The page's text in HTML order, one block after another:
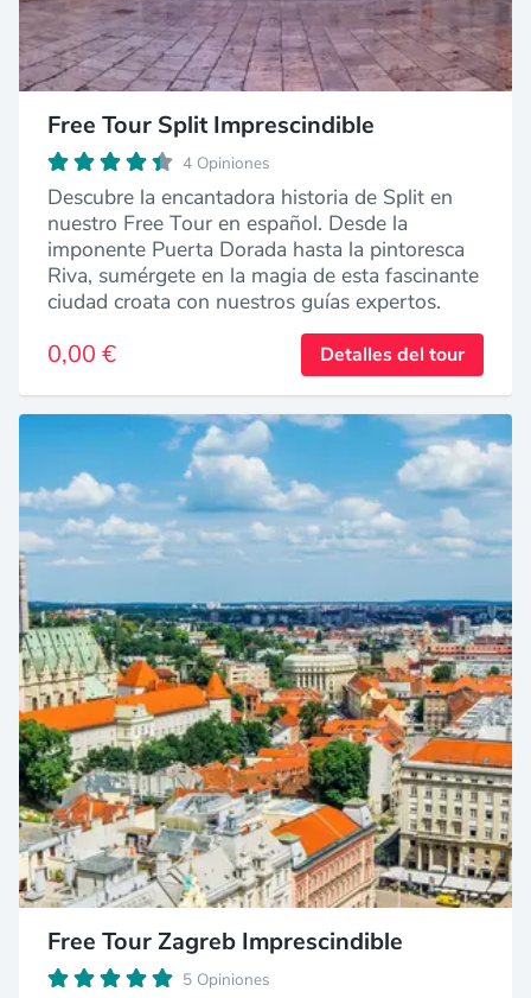
Free Tour Split Imprescindible
4 Opiniones
Descubre la encantadora historia de Split en
nuestro Free Tour en español. Desde la
imponente Puerta Dorada hasta la pintoresca
Riva, sumérgete en la magia de esta fascinante
ciudad croata con nuestros guías expertos.
0,00 € Detalles del tour
Free Tour Zagreb Imprescindible
5 Opiniones